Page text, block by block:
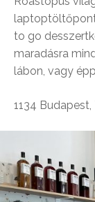
to go
maradásra
lábon, vagy
1134 Budapest,